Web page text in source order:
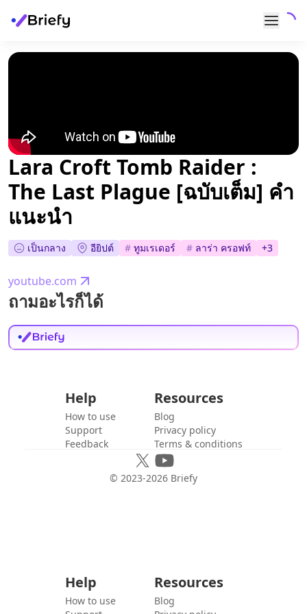
Lara Croft Tomb Raider :
The Last Plague [ฉบับเต็ม] คำ
แนะนำ
เป็นกลาง อียิปต์ # ทูมเรเดอร์ # ลาร่า ครอฟท์ +3
youtube.com
ถามอะไรก็ได้
Help
How to use
Support
Feedback
Resources
Blog
Privacy policy
Terms & conditions
© 2023-2026 Briefy
Help
How to use
Resources
Blog